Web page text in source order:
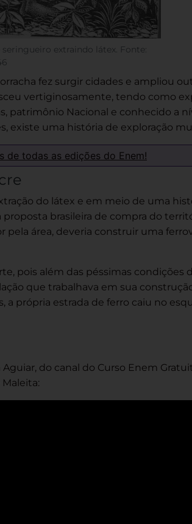
seringueiro extraindo látex. Fonte:
fez surgir cidades e ampliou
vertiginosamente, tendo como
patrimônio Nacional e conhecido a
existe uma história de exploração
de todas as edições do Enem!
do látex e em meio de uma
brasileira de compra do
pela área, deveria construir uma
pois além das péssimas condições
que trabalhava em sua
a própria estrada de ferro caiu no
do canal do Curso Enem